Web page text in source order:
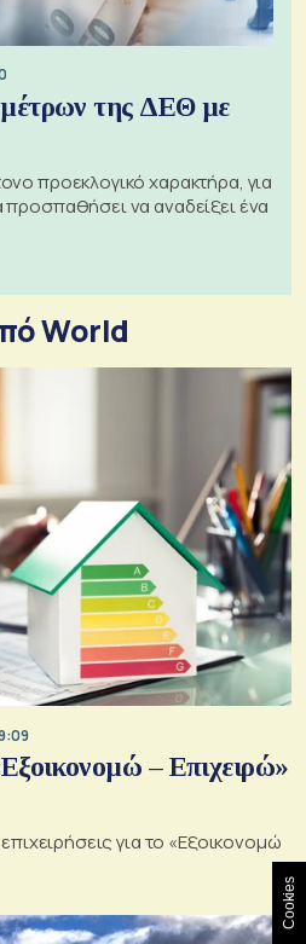
της ΔΕΘ με
προεκλογικό χαρακτήρα, για
να αναδείξει ένα
World
– Επιχειρώ»
για το «Εξοικονομώ
Cookies